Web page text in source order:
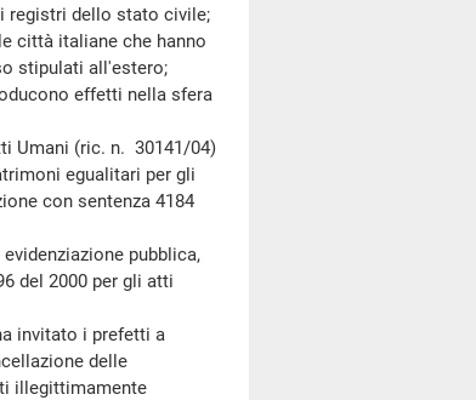
registri dello stato civile;
italiane che hanno
stipulati all'estero;
effetti nella sfera
(ric. n. 30141/04)
egualitari per gli
con sentenza 4184
pubblica,
del 2000 per gli atti
invitato i prefetti a
delle
illegittimamente